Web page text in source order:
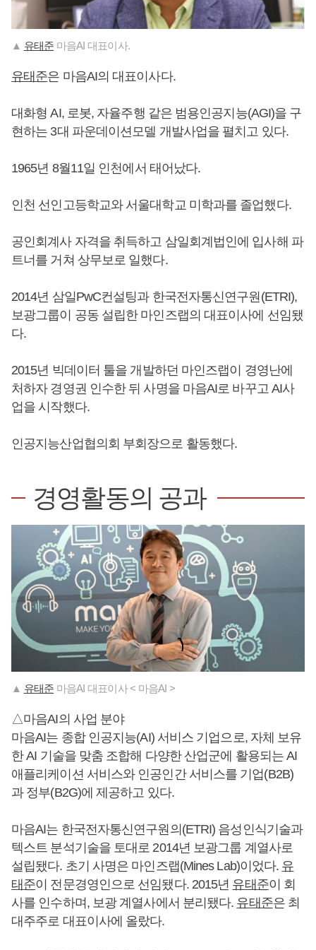
▲ 유태준 마음AI 대표이사.
유태준은 마음AI의 대표이사다.
대화형 AI, 로봇, 자율주행 같은 범용인공지능(AGI)을 구
현하는 3대 파운데이션모델 개발사업을 펼치고 있다.
1965년 8월11일 인천에서 태어났다.
인천 선인고등학교와 서울대학교 미학과를 졸업했다.
공인회계사 자격을 취득하고 삼일회계법인에 입사해 파
트너를 거쳐 상무보로 일했다.
2014년 삼일PwC컨설팅과 한국전자통신연구원(ETRI),
보광그룹이 공동 설립한 마인즈랩의 대표이사에 선임됐
다.
2015년 빅데이터 툴을 개발하던 마인즈랩이 경영난에
처하자 경영권 인수한 뒤 사명을 마음AI로 바꾸고 AI사
업을 시작했다.
인공지능산업협의회 부회장으로 활동했다.
경영활동의 공과
▲ 유태준 마음AI 대표이사 < 마음AI >
△마음AI의 사업 분야
마음AI는 종합 인공지능(AI) 서비스 기업으로, 자체 보유
한 AI 기술을 맞춤 조합해 다양한 산업군에 활용되는 AI
애플리케이션 서비스와 인공인간 서비스를 기업(B2B)
과 정부(B2G)에 제공하고 있다.
마음AI는 한국전자통신연구원의(ETRI) 음성인식기술과
텍스트 분석기술을 토대로 2014년 보광그룹 계열사로
설립됐다. 초기 사명은 마인즈랩(Mines Lab)이었다. 유
태준이 전문경영인으로 선임됐다. 2015년 유태준이 회
사를 인수하며, 보광 계열사에서 분리됐다. 유태준은 최
대주주로 대표이사에 올랐다.